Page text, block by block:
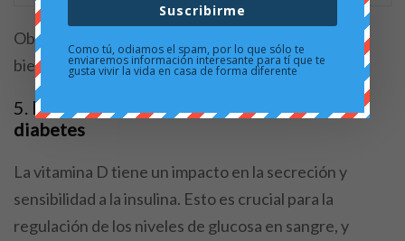
Obtener suficiente vitamina D puede mejorar tu
bienestar emocional y cognitivo.
5. Regula la insulina y ayuda a manejar la
diabetes
La vitamina D tiene un impacto en la secreción y
sensibilidad a la insulina. Esto es crucial para la
regulación de los niveles de glucosa en sangre, y
Suscribirme
Como tú, odiamos el spam, por lo que sólo te
enviaremos información interesante para tí que te
gusta vivir la vida en casa de forma diferente